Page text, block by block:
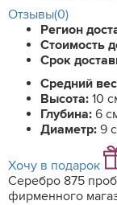
Отзывы(0)
Регион
Стоимость
Срок
Средний
Высота: 10
Глубина: 6
Диаметр: 9
Хочу в подарок
Серебро 875
фирменного